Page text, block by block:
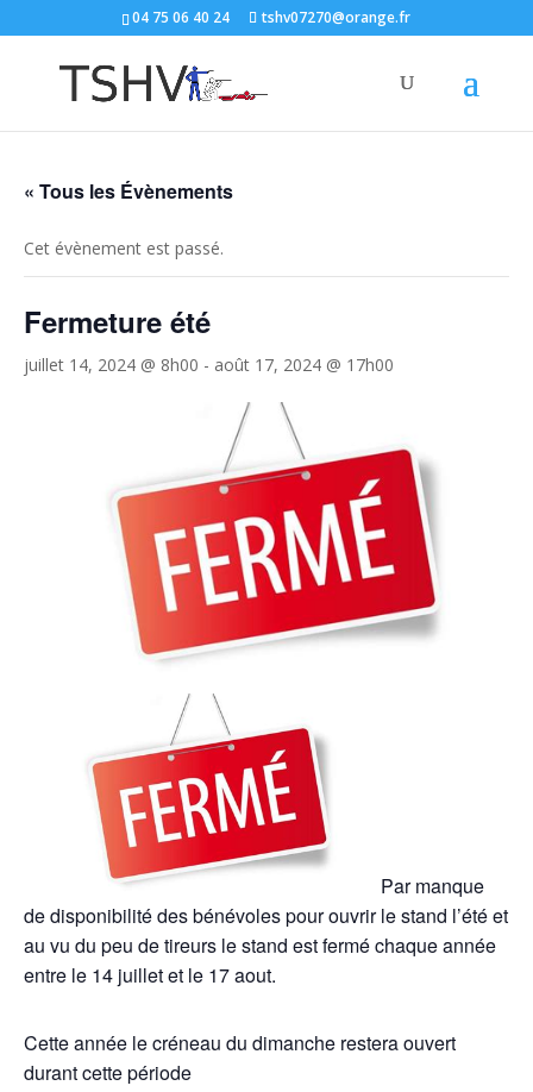
04 75 06 40 24 tshv07270@orange.fr
« Tous les Évènements
Cet évènement est passé.
Fermeture été
juillet 14, 2024 @ 8h00 - août 17, 2024 @ 17h00
Par manque
de disponibilité des bénévoles pour ouvrir le stand l’été et
au vu du peu de tireurs le stand est fermé chaque année
entre le 14 juillet et le 17 aout.
Cette année le créneau du dimanche restera ouvert
durant cette période